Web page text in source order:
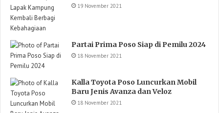
19 November 2021
Partai Prima Poso Siap di Pemilu 2024
18 November 2021
Kalla Toyota Poso Luncurkan Mobil
Baru Jenis Avanza dan Veloz
18 November 2021